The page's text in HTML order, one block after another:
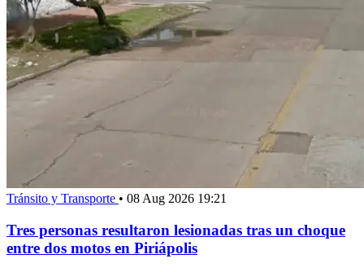
Tránsito y Transporte • 08 Aug 2026 19:21
Tres personas resultaron lesionadas tras un choque
entre dos motos en Piriápolis